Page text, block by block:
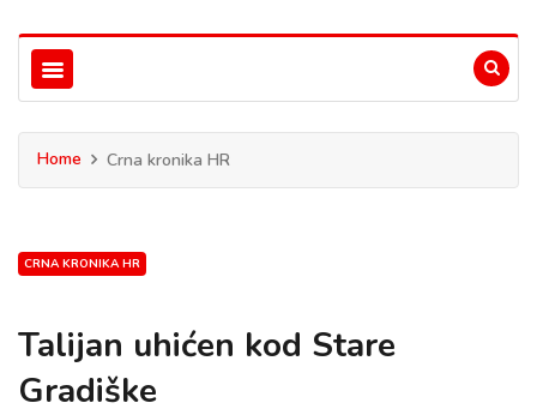
Home Crna kronika HR
CRNA KRONIKA HR
Talijan uhićen kod Stare
Gradiške